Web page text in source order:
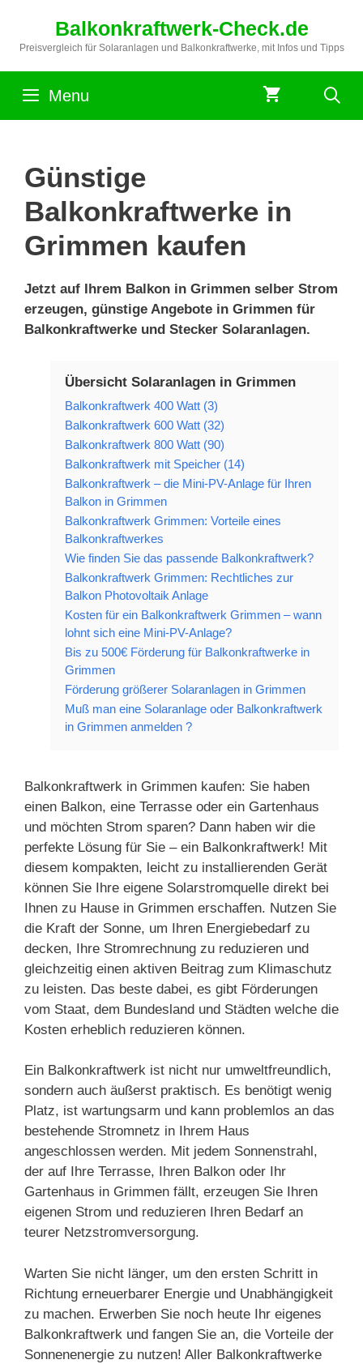
springen
Balkonkraftwerk-Check.de
Preisvergleich für Solaranlagen und Balkonkraftwerke, mit Infos und Tipps
Menu
Günstige
Balkonkraftwerke in
Grimmen kaufen
Jetzt auf Ihrem Balkon in Grimmen selber Strom
erzeugen, günstige Angebote in Grimmen für
Balkonkraftwerke und Stecker Solaranlagen.
Übersicht Solaranlagen in Grimmen
Balkonkraftwerk 400 Watt (3)
Balkonkraftwerk 600 Watt (32)
Balkonkraftwerk 800 Watt (90)
Balkonkraftwerk mit Speicher (14)
Balkonkraftwerk – die Mini-PV-Anlage für Ihren
Balkon in Grimmen
Balkonkraftwerk Grimmen: Vorteile eines
Balkonkraftwerkes
Wie finden Sie das passende Balkonkraftwerk?
Balkonkraftwerk Grimmen: Rechtliches zur
Balkon Photovoltaik Anlage
Kosten für ein Balkonkraftwerk Grimmen – wann
lohnt sich eine Mini-PV-Anlage?
Bis zu 500€ Förderung für Balkonkraftwerke in
Grimmen
Förderung größerer Solaranlagen in Grimmen
Muß man eine Solaranlage oder Balkonkraftwerk
in Grimmen anmelden ?
Balkonkraftwerk in Grimmen kaufen: Sie haben
einen Balkon, eine Terrasse oder ein Gartenhaus
und möchten Strom sparen? Dann haben wir die
perfekte Lösung für Sie – ein Balkonkraftwerk! Mit
diesem kompakten, leicht zu installierenden Gerät
können Sie Ihre eigene Solarstromquelle direkt bei
Ihnen zu Hause in Grimmen erschaffen. Nutzen Sie
die Kraft der Sonne, um Ihren Energiebedarf zu
decken, Ihre Stromrechnung zu reduzieren und
gleichzeitig einen aktiven Beitrag zum Klimaschutz
zu leisten. Das beste dabei, es gibt Förderungen
vom Staat, dem Bundesland und Städten welche die
Kosten erheblich reduzieren können.
Ein Balkonkraftwerk ist nicht nur umweltfreundlich,
sondern auch äußerst praktisch. Es benötigt wenig
Platz, ist wartungsarm und kann problemlos an das
bestehende Stromnetz in Ihrem Haus
angeschlossen werden. Mit jedem Sonnenstrahl,
der auf Ihre Terrasse, Ihren Balkon oder Ihr
Gartenhaus in Grimmen fällt, erzeugen Sie Ihren
eigenen Strom und reduzieren Ihren Bedarf an
teurer Netzstromversorgung.
Warten Sie nicht länger, um den ersten Schritt in
Richtung erneuerbarer Energie und Unabhängigkeit
zu machen. Erwerben Sie noch heute Ihr eigenes
Balkonkraftwerk und fangen Sie an, die Vorteile der
Sonnenenergie zu nutzen! Aller Balkonkraftwerke